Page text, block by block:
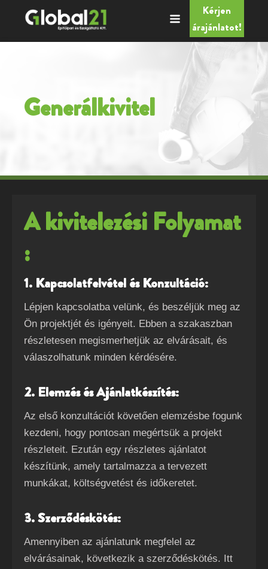
Kérjen
árajánlatot!
Generálkivitel
A kivitelezési Folyamat
:
1. Kapcsolatfelvétel és Konzultáció:
Lépjen kapcsolatba velünk, és beszéljük meg az
Ön projektjét és igényeit. Ebben a szakaszban
részletesen megismerhetjük az elvárásait, és
válaszolhatunk minden kérdésére.
2. Elemzés és Ajánlatkészítés:
Az első konzultációt követően elemzésbe fogunk
kezdeni, hogy pontosan megértsük a projekt
részleteit. Ezután egy részletes ajánlatot
készítünk, amely tartalmazza a tervezett
munkákat, költségvetést és időkeretet.
3. Szerződéskötés:
Amennyiben az ajánlatunk megfelel az
elvárásainak, következik a szerződéskötés. Itt